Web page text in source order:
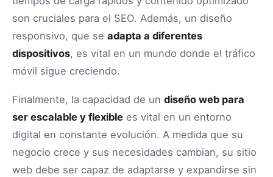
son cruciales para el SEO. Además, un diseño
responsivo, que se adapta a diferentes
dispositivos, es vital en un mundo donde el tráfico
móvil sigue creciendo.
Finalmente, la capacidad de un diseño web para
ser escalable y flexible es vital en un entorno
digital en constante evolución. A medida que su
negocio crece y sus necesidades cambian, su sitio
web debe ser capaz de adaptarse y expandirse sin